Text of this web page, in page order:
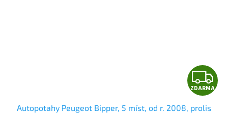
Z
D
ZDARMA
Autopotahy Peugeot Bipper, 5 míst, od r. 2008, prolis